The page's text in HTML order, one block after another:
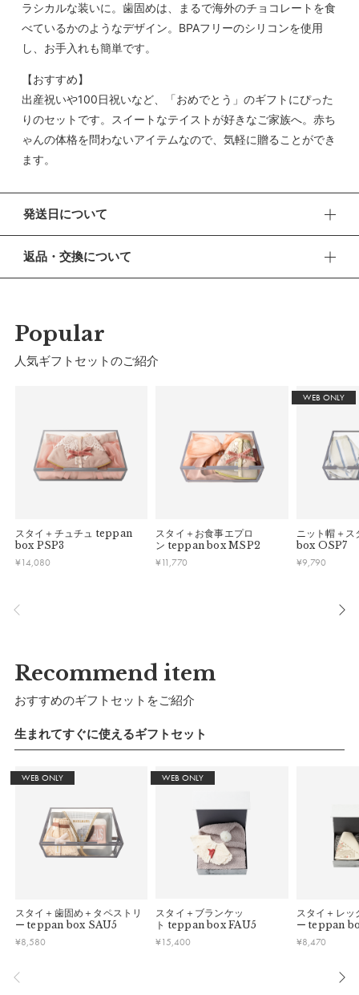
ラシカルな装いに。歯固めは、まるで海外のチョコレートを食
べているかのようなデザイン。BPAフリーのシリコンを使用
し、お手入れも簡単です。
【おすすめ】
出産祝いや100日祝いなど、「おめでとう」のギフトにぴった
りのセットです。スイートなテイストが好きなご家族へ。赤ち
ゃんの体格を問わないアイテムなので、気軽に贈ることができ
ます。
発送日について
午前9時までのご注文は、【営業日から当日】の発送となりま
す。
■ ご注意
・土日祝日および当社長期休業日（年末年始・ゴールデンウィ
ーク・お盆等）は出荷業務とお問い合わせ対応がお休みとな
遅れる可能性があるため、あらかじめご了承ください。
返品・交換について
ずご連絡ください。
■ お客様都合による返品・交換
早急に対応させていただきます。交換の際の往復の手数料は、
弊社で負担いたします。
している場合お断りさせていただきます。
・お客様のイメージ違いによる返品は受け付けしかねます。
・刺しゅうを入れた商品、ラッピング商材は、返品・交換はで
Popular
人気ギフトセットのご紹介
スタイ＋チュチュ teppan
box PSP3
¥14,080
スタイ＋お食事エプロ
ン teppan box MSP2
¥11,770
WEB ONLY
ニット帽＋ス
box OSP7
¥9,790
Recommend item
おすすめのギフトセットをご紹介
生まれてすぐに使えるギフトセット
WEB ONLY
スタイ＋歯固め＋タペストリ
ー teppan box SAU5
¥8,580
WEB ONLY
スタイ＋ブランケッ
ト teppan box FAU5
¥15,400
スタイ＋レッ
ー teppan
¥8,470